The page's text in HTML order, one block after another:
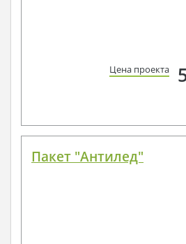
Цена проекта
Пакет "Антилед"